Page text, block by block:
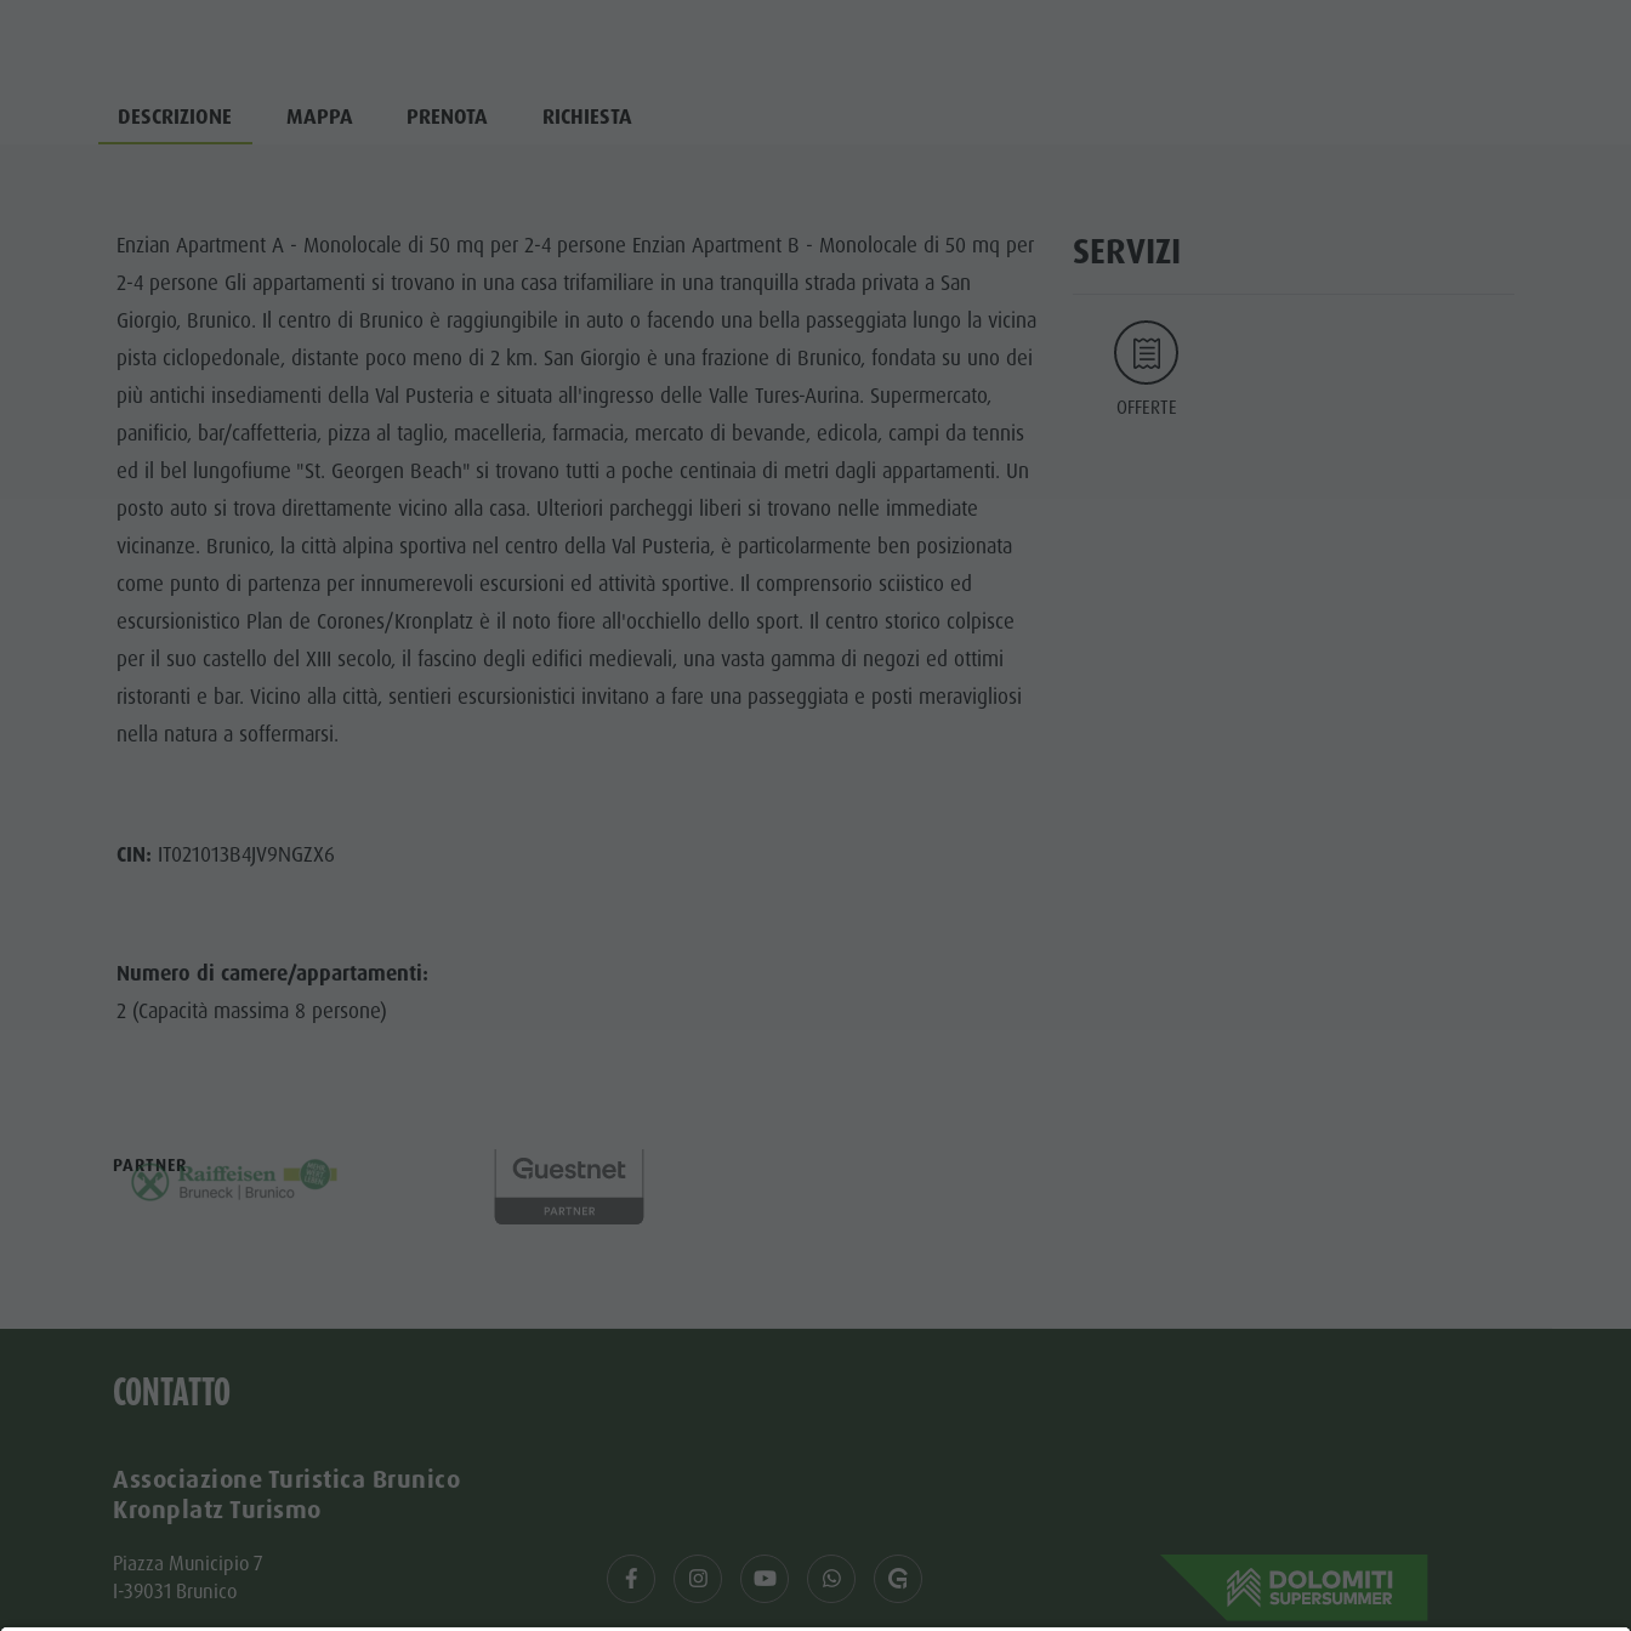
DESCRIZIONE MAPPA PRENOTA RICHIESTA
Enzian Apartment A - Monolocale di 50 mq per 2-4 persone Enzian Apartment B - Monolocale di 50 mq per
2-4 persone Gli appartamenti si trovano in una casa trifamiliare in una tranquilla strada privata a San
Giorgio, Brunico. Il centro di Brunico è raggiungibile in auto o facendo una bella passeggiata lungo la vicina
pista ciclopedonale, distante poco meno di 2 km. San Giorgio è una frazione di Brunico, fondata su uno dei
più antichi insediamenti della Val Pusteria e situata all'ingresso delle Valle Tures-Aurina. Supermercato,
panificio, bar/caffetteria, pizza al taglio, macelleria, farmacia, mercato di bevande, edicola, campi da tennis
ed il bel lungofiume "St. Georgen Beach" si trovano tutti a poche centinaia di metri dagli appartamenti. Un
posto auto si trova direttamente vicino alla casa. Ulteriori parcheggi liberi si trovano nelle immediate
vicinanze. Brunico, la città alpina sportiva nel centro della Val Pusteria, è particolarmente ben posizionata
come punto di partenza per innumerevoli escursioni ed attività sportive. Il comprensorio sciistico ed
escursionistico Plan de Corones/Kronplatz è il noto fiore all'occhiello dello sport. Il centro storico colpisce
per il suo castello del XIII secolo, il fascino degli edifici medievali, una vasta gamma di negozi ed ottimi
ristoranti e bar. Vicino alla città, sentieri escursionistici invitano a fare una passeggiata e posti meravigliosi
nella natura a soffermarsi.
CIN: IT021013B4JV9NGZX6
Numero di camere/appartamenti:
2 (Capacità massima 8 persone)
SERVIZI
OFFERTE
PARTNER
CONTATTO
Associazione Turistica Brunico
Kronplatz Turismo
Piazza Municipio 7
I-39031 Brunico